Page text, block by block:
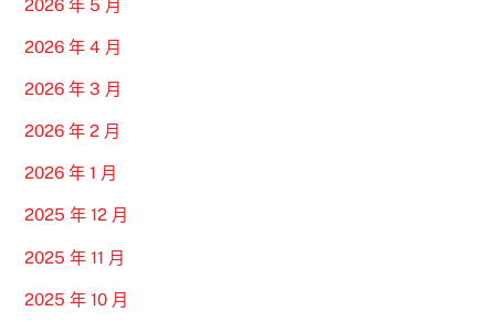
2026 年 5 月
2026 年 4 月
2026 年 3 月
2026 年 2 月
2026 年 1 月
2025 年 12 月
2025 年 11 月
2025 年 10 月